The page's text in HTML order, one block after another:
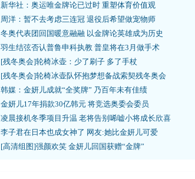
新华社：奥运唯金牌论已过时 重塑体育价值观
周洋：暂不去考虑三连冠 退役后希望做宠物师
冬奥代表团回国暖意融融 以金牌论英雄成为历史
羽生结弦否认普鲁申科执教 普皇将在3月做手术
[残冬奥会]轮椅冰壶：少了刷子 多了手杖
[残冬奥会]轮椅冰壶队怀抱梦想备战索契残冬奥会
韩媒：金妍儿成就“全奖牌” 乃百年未有佳绩
金妍儿17年捐款30亿韩元 将竞选奥委会委员
凌晨接机冬季项目升温 老将告别唏嘘小将成长欣喜
李子君在日本也成女神了 网友:她比金妍儿可爱
[高清组图]强颜欢笑 金妍儿回国获赠“金牌”